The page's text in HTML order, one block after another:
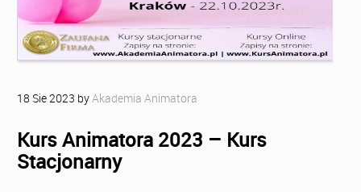
18 Sie2023 byAkademia Animatora
Kurs Animatora 2023 – Kurs
Stacjonarny